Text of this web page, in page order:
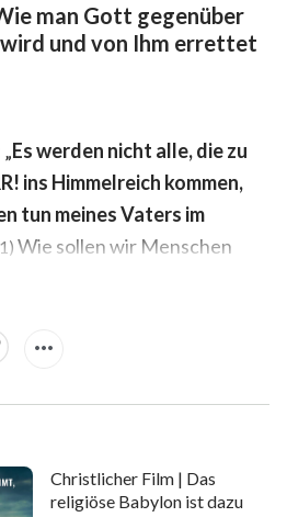
man Gott gegenüber
und von Ihm errettet
Es werden nicht alle, die zu
ins Himmelreich kommen,
tun meines Vaters im
Wie sollen wir Menschen
himmlischen Vaters tun
Chinas sieben Jahre lang im
Nach seiner Freilassung
Christlicher Film | Das
religiöse Babylon ist dazu